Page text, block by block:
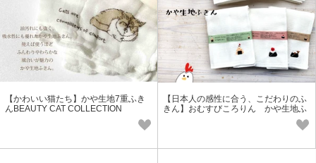
【かわいい猫たち】かや生地7重ふき
んBEAUTY CAT COLLECTION
【日本人の感性に合う、こだわりのふ
きん】おむすびころりん かや生地ふ